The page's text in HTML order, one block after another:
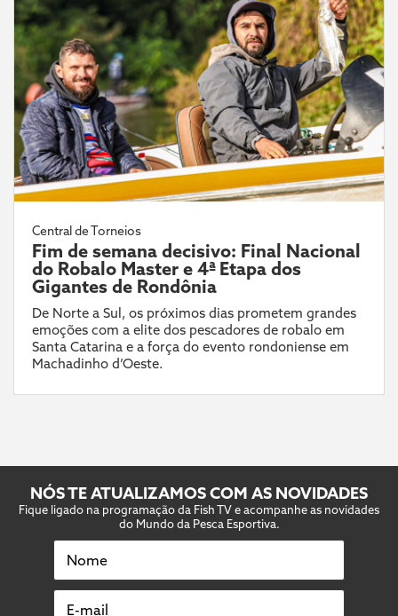
Central de Torneios
Fim de semana decisivo: Final Nacional
do Robalo Master e 4ª Etapa dos
Gigantes de Rondônia
De Norte a Sul, os próximos dias prometem grandes
emoções com a elite dos pescadores de robalo em
Santa Catarina e a força do evento rondoniense em
Machadinho d’Oeste.
NÓS TE ATUALIZAMOS COM AS NOVIDADES
Fique ligado na programação da Fish TV e acompanhe as novidades
do Mundo da Pesca Esportiva.
Nome
E-mail